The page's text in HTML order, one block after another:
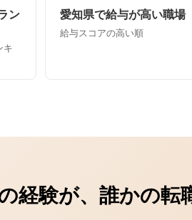
ン
キ
愛知県で給与が高い職場
給与スコアの高い順
経験が、誰かの転